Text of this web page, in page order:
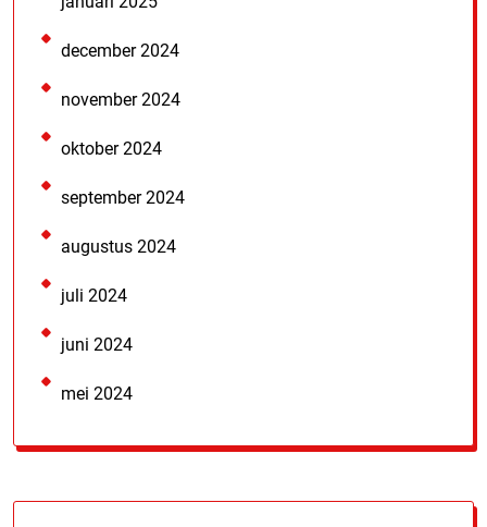
december 2024
november 2024
oktober 2024
september 2024
augustus 2024
juli 2024
juni 2024
mei 2024